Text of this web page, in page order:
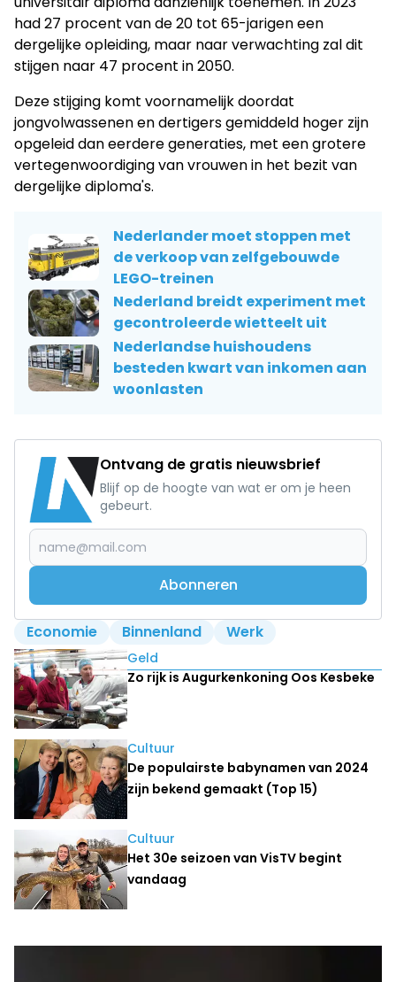
had 27 procent van de 20 tot 65-jarigen een
dergelijke opleiding, maar naar verwachting zal dit
stijgen naar 47 procent in 2050.
Deze stijging komt voornamelijk doordat
jongvolwassenen en dertigers gemiddeld hoger zijn
opgeleid dan eerdere generaties, met een grotere
vertegenwoordiging van vrouwen in het bezit van
dergelijke diploma's.
Nederlander moet stoppen met
de verkoop van zelfgebouwde
LEGO-treinen
Nederland breidt experiment met
gecontroleerde wietteelt uit
Nederlandse huishoudens
besteden kwart van inkomen aan
woonlasten
Ontvang de gratis nieuwsbrief
Blijf op de hoogte van wat er om je heen
gebeurt.
Abonneren
Economie Binnenland Werk
Lees ook
Geld
Zo rijk is Augurkenkoning Oos Kesbeke
Cultuur
De populairste babynamen van 2024
zijn bekend gemaakt (Top 15)
Cultuur
Het 30e seizoen van VisTV begint
vandaag
Laatste nieuws